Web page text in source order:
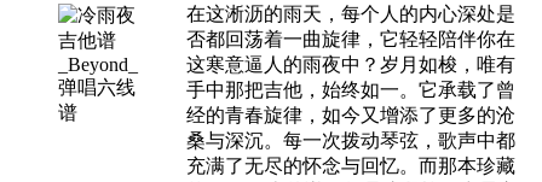
在这淅沥的雨天，每个人的内心深处是
否都回荡着一曲旋律，它轻轻陪伴你在
这寒意逼人的雨夜中？岁月如梭，唯有
手中那把吉他，始终如一。它承载了曾
经的青春旋律，如今又增添了更多的沧
桑与深沉。每一次拨动琴弦，歌声中都
充满了无尽的怀念与回忆。而那本珍藏